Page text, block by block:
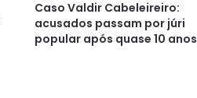
Caso Valdir Cabeleireiro:
acusados passam por júri
popular após quase 10 anos